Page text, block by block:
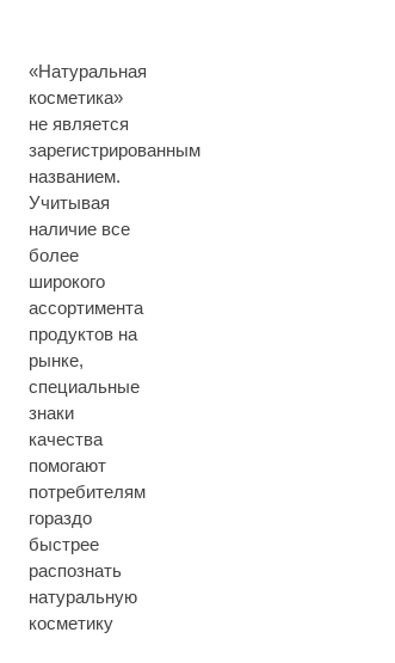
«Натуральная
косметика»
не является
зарегистрированным
названием.
Учитывая
наличие все
более
широкого
ассортимента
продуктов на
рынке,
специальные
знаки
качества
помогают
потребителям
гораздо
быстрее
распознать
натуральную
косметику